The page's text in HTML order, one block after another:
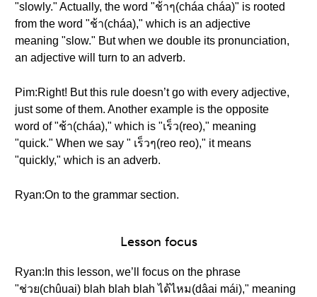
"slowly." Actually, the word "ช้าๆ(cháa cháa)" is rooted
from the word "ช้า(cháa)," which is an adjective
meaning "slow." But when we double its pronunciation,
an adjective will turn to an adverb.
Pim:Right! But this rule doesn’t go with every adjective,
just some of them. Another example is the opposite
word of "ช้า(cháa)," which is "เร็ว(reo)," meaning
"quick." When we say " เร็วๆ(reo reo)," it means
"quickly," which is an adverb.
Ryan:On to the grammar section.
Lesson focus
Ryan:In this lesson, we’ll focus on the phrase
"ช่วย(chûuai) blah blah blah ได้ไหม(dâai mái)," meaning